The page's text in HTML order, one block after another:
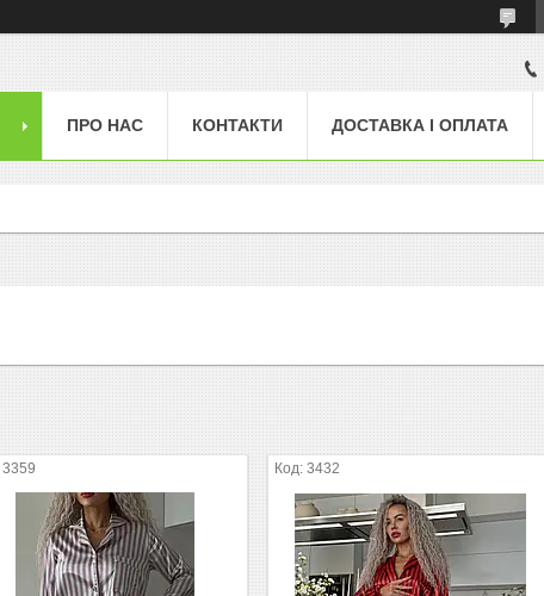
ПРО НАС КОНТАКТИ ДОСТАВКА І ОПЛАТА
3359 3432